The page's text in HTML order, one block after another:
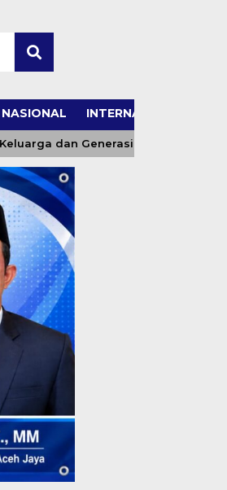
NASIONAL INTERNASIONAL
dan Generasi Berakhlak